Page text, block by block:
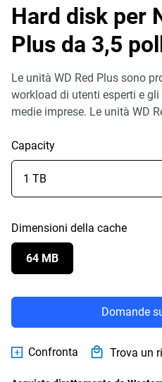
Hard disk per
Plus da 3,5
Le unità WD Red Plus sono
workload di utenti esperti e
medie imprese. Le unità WD
Capacity
Dimensioni della cache
64 MB
Domande
Confronta Trova un